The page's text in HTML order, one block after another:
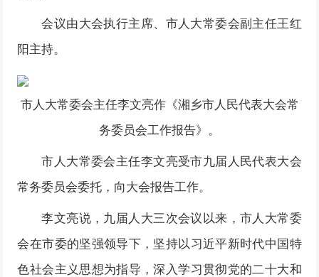
会议由大会执行主席、市人大常委会副主任王红
阳主持。
市人大常委会主任李文亮作《湘乡市人民代表大会常
务委员会工作报告》。
市人大常委会主任李文亮受市九届人民代表大会
常务委员会委托，向大会报告工作。
李文亮说，九届人大三次会议以来，市人大常委
会在市委的坚强领导下，坚持以习近平新时代中国特
色社会主义思想为指导，深入学习贯彻党的二十大和